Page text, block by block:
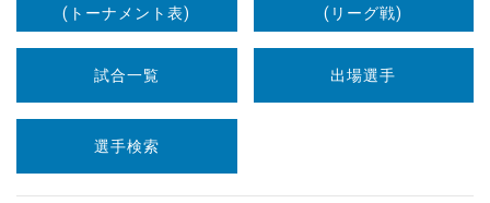
(トーナメント表)
(リーグ戦)
試合一覧 出場選手
選手検索